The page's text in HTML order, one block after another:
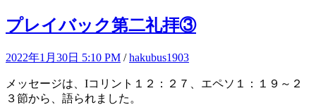
プレイバック第二礼拝③
2022年1月30日 5:10 PM /hakubus1903
メッセージは、Iコリント１２：２７、エペソ１：１９～２
３節から、語られました。